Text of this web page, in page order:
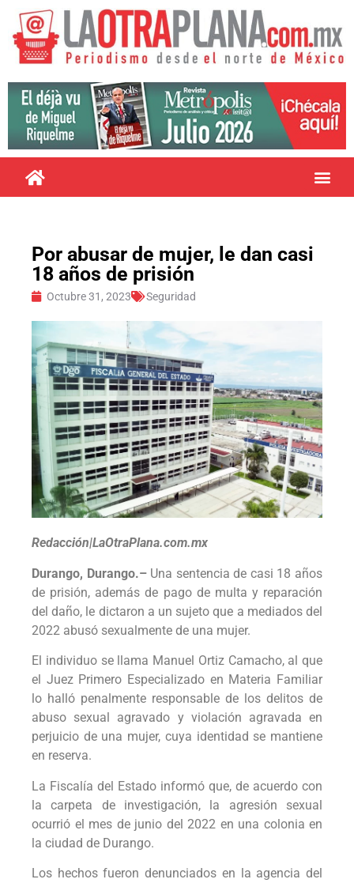
Por abusar de mujer, le dan casi
18 años de prisión
Octubre 31, 2023 Seguridad
Redacción|LaOtraPlana.com.mx
Durango, Durango.– Una sentencia de casi 18 años
de prisión, además de pago de multa y reparación
del daño, le dictaron a un sujeto que a mediados del
2022 abusó sexualmente de una mujer.
El individuo se llama Manuel Ortiz Camacho, al que
el Juez Primero Especializado en Materia Familiar
lo halló penalmente responsable de los delitos de
abuso sexual agravado y violación agravada en
perjuicio de una mujer, cuya identidad se mantiene
en reserva.
La Fiscalía del Estado informó que, de acuerdo con
la carpeta de investigación, la agresión sexual
ocurrió el mes de junio del 2022 en una colonia en
la ciudad de Durango.
Los hechos fueron denunciados en la agencia del